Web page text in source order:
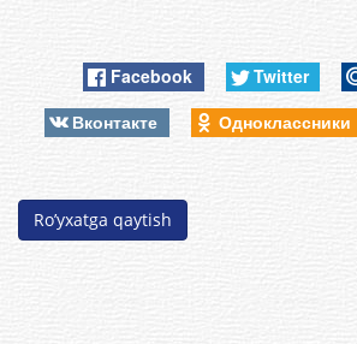
Facebook Twitter
Вконтакте
Одноклассники
Ro’yxatga qaytish